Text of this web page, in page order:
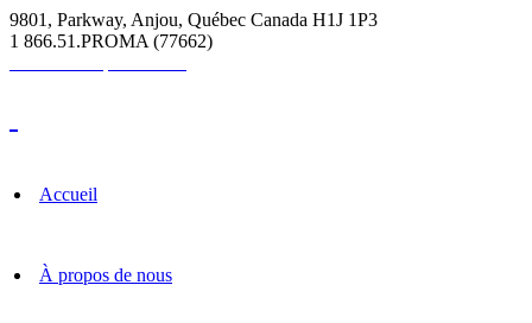
9801, Parkway, Anjou, Québec Canada H1J 1P3
1 866.51.PROMA (77662)
Accueil
À propos de nous